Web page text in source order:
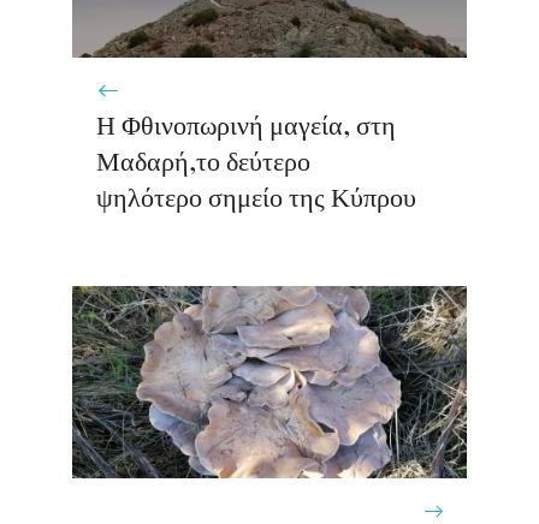
Η Φθινοπωρινή μαγεία, στη
Μαδαρή,το δεύτερο
ψηλότερο σημείο της Κύπρου